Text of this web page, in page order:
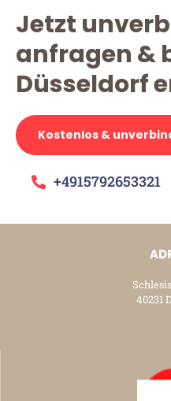
Jetzt
anfragen &
Düsseldorf
Kostenlos &
+4915792653321
40231